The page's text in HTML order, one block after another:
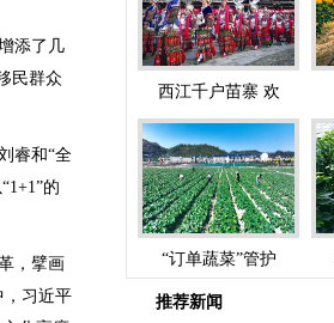
添了几
民群众
睿和“全
的
，擘画
，习近平
西江千户苗寨 欢
“订单蔬菜”管护
推荐新闻